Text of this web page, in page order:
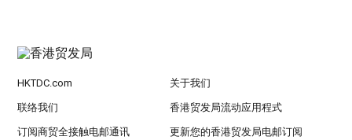
HKTDC.com 关于我们
联络我们 香港贸发局流动应用程式
订阅商贸全接触电邮通讯 更新您的香港贸发局电邮订阅